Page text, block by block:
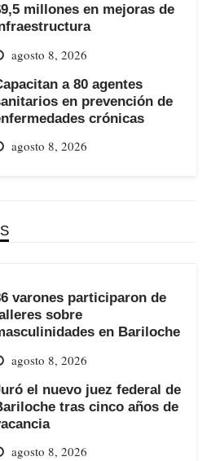
millones en mejoras de
agosto 8, 2026
a 80 agentes
en prevención de
crónicas
agosto 8, 2026
varones participaron de
sobre
en Bariloche
agosto 8, 2026
el nuevo juez federal de
tras cinco años de
agosto 8, 2026